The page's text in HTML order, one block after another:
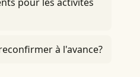
à l'avance?